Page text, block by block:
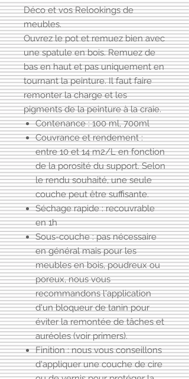
Déco et vos Relookings de
meubles.
Ouvrez le pot et remuez bien avec
une spatule en bois. Remuez de
bas en haut et pas uniquement en
tournant la peinture. Il faut faire
remonter la charge et les
pigments de la peinture à la craie.
Contenance : 100 ml, 700ml
Couvrance et rendement :
entre 10 et 14 m2/L en fonction
de la porosité du support. Selon
le rendu souhaité, une seule
couche peut être suffisante.
Séchage rapide : recouvrable
en 1h
Sous-couche : pas nécessaire
en général mais pour les
meubles en bois, poudreux ou
poreux, nous vous
recommandons l'application
d'unbloqueur de taninpour
éviter la remontée de tâches et
auréoles (voir primers).
Finition : nous vous conseillons
d'appliquerune couche de cire